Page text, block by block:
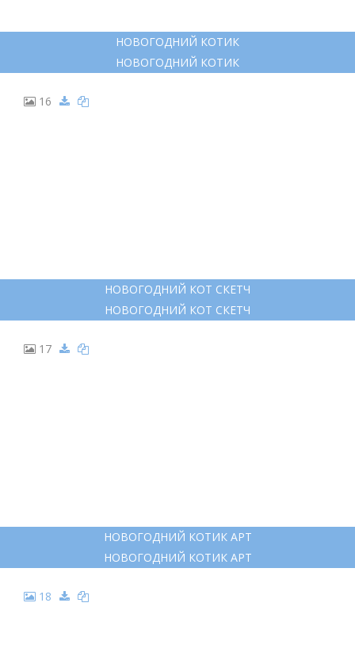
НОВОГОДНИЙ КОТИК
НОВОГОДНИЙ КОТИК
16
НОВОГОДНИЙ КОТ СКЕТЧ
НОВОГОДНИЙ КОТ СКЕТЧ
17
НОВОГОДНИЙ КОТИК АРТ
НОВОГОДНИЙ КОТИК АРТ
18